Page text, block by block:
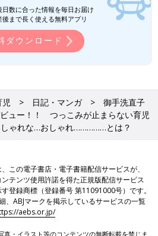
数に合った情報を毎日お届け
まで長く使える無料アプリ
ダウンロード
児 日記・マンガ
御手洗直子
ュー！！ つっこみが止まらない育児
ゃれな…おしゃれ……………とは？
この電子書店・電子書籍配信サービスが、
テンツ使用許諾を得た正規版配信サービス
登録商標（登録番号 第11091000号）です。
、ABJマークを掲示しているサービスの一覧
aebs.or.jp/
・イラスト等のコンテンツの無断転載を禁じま